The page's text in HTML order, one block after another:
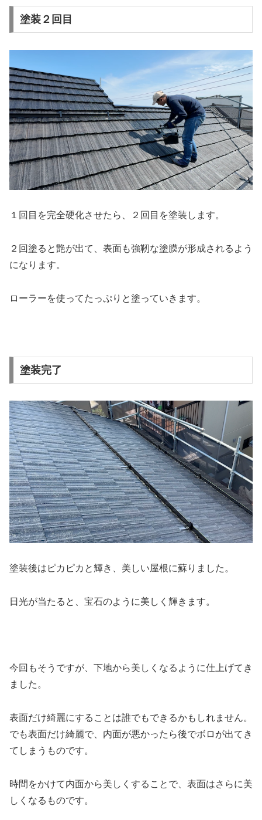
塗装２回目
１回目を完全硬化させたら、２回目を塗装します。
２回塗ると艶が出て、表面も強靭な塗膜が形成されるよう
になります。
ローラーを使ってたっぷりと塗っていきます。
塗装完了
塗装後はピカピカと輝き、美しい屋根に蘇りました。
日光が当たると、宝石のように美しく輝きます。
今回もそうですが、下地から美しくなるように仕上げてき
ました。
表面だけ綺麗にすることは誰でもできるかもしれません。
でも表面だけ綺麗で、内面が悪かったら後でボロが出てき
てしまうものです。
時間をかけて内面から美しくすることで、表面はさらに美
しくなるものです。